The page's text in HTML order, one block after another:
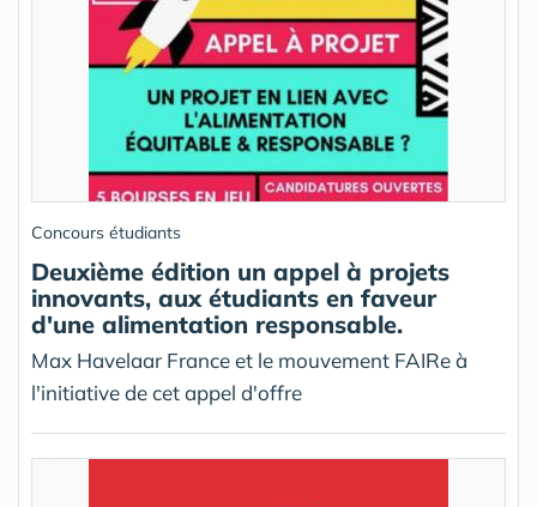
Concours étudiants
Deuxième édition un appel à projets
innovants, aux étudiants en faveur
d'une alimentation responsable.
Max Havelaar France et le mouvement FAIRe à
l'initiative de cet appel d'offre